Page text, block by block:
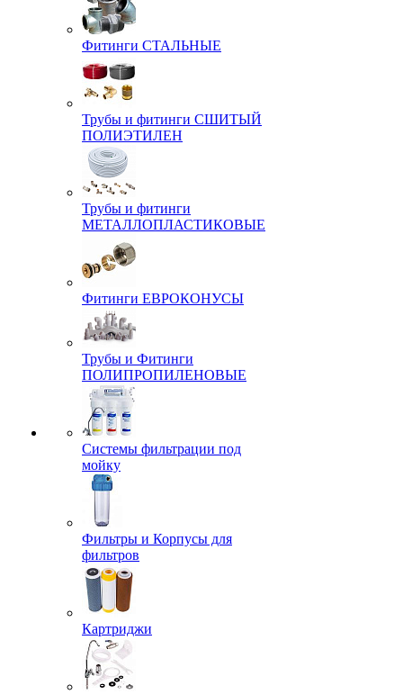
Фитинги СТАЛЬНЫЕ
Трубы и фитинги СШИТЫЙ
ПОЛИЭТИЛЕН
Трубы и фитинги
МЕТАЛЛОПЛАСТИКОВЫЕ
Фитинги ЕВРОКОНУСЫ
Трубы и Фитинги
ПОЛИПРОПИЛЕНОВЫЕ
Системы фильтрации под
мойку
Фильтры и Корпусы для
фильтров
Картриджи